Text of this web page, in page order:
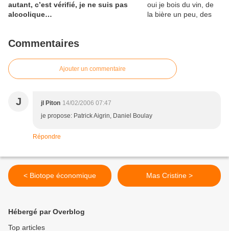
autant, c’est vérifié, je ne suis pas
alcoolique…
Commentaires
Ajouter un commentaire
J jl Piton 14/02/2006 07:47
je propose: Patrick Aigrin, Daniel Boulay
Répondre
< Biotope économique Mas Cristine >
Hébergé par Overblog
Top articles